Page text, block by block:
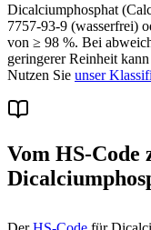
Dicalciumphosphat
7757-93-9 (wasserfrei)
von ≥ 98 %. Bei
geringerer Reinheit
Nutzen Sie unser
Vom HS-